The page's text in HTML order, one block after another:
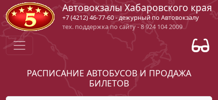
Автовокзалы Хабаровского края
+7 (4212) 46-77-60 - дежурный по Автовокзалу
тех. поддержка по сайту - 8 924 104 2009
РАСПИСАНИЕ АВТОБУСОВ И ПРОДАЖА
БИЛЕТОВ